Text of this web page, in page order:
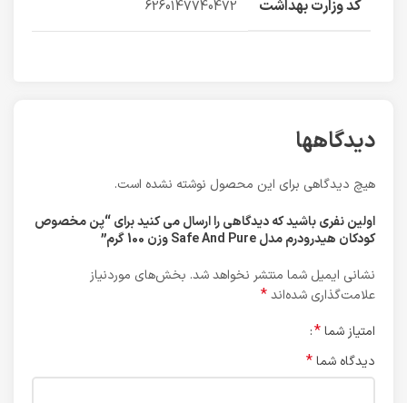
کد وزارت بهداشت 6260147740472
دیدگاهها
هیچ دیدگاهی برای این محصول نوشته نشده است.
اولین نفری باشید که دیدگاهی را ارسال می کنید برای “پن مخصوص
کودکان هیدرودرم مدل Safe And Pure وزن 100 گرم”
نشانی ایمیل شما منتشر نخواهد شد. بخش‌های موردنیاز
علامت‌گذاری شده‌اند*
امتیاز شما*
دیدگاه شما*